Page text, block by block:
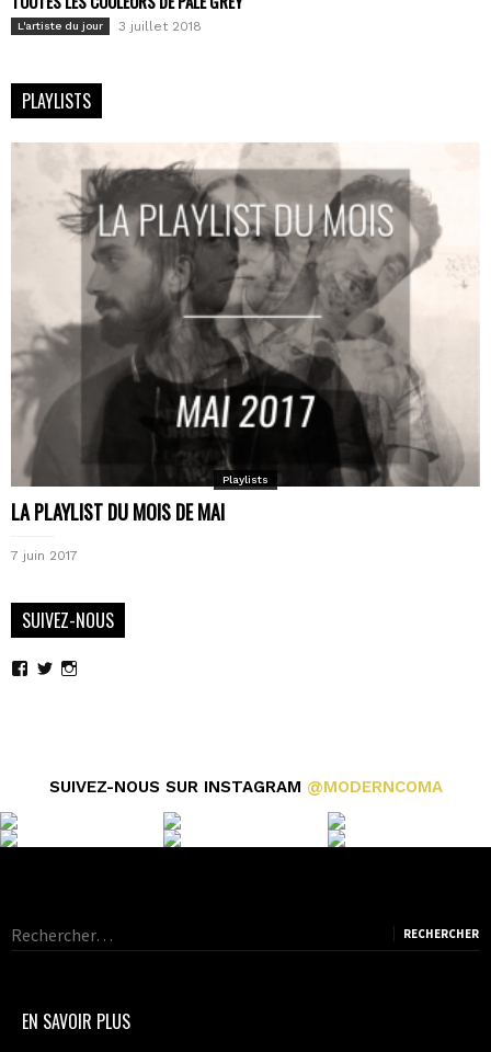
L'artiste du jour 3 juillet 2018
PLAYLISTS
Playlists
LA PLAYLIST DU MOIS DE MAI
7 juin 2017
SUIVEZ-NOUS
VoirVoir
SUIVEZ-NOUS SUR INSTAGRAM @MODERNCOMA
Rechercher :
EN SAVOIR PLUS